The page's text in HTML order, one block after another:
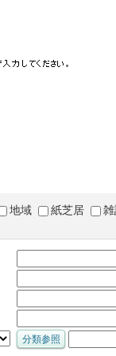
地域 紙芝居